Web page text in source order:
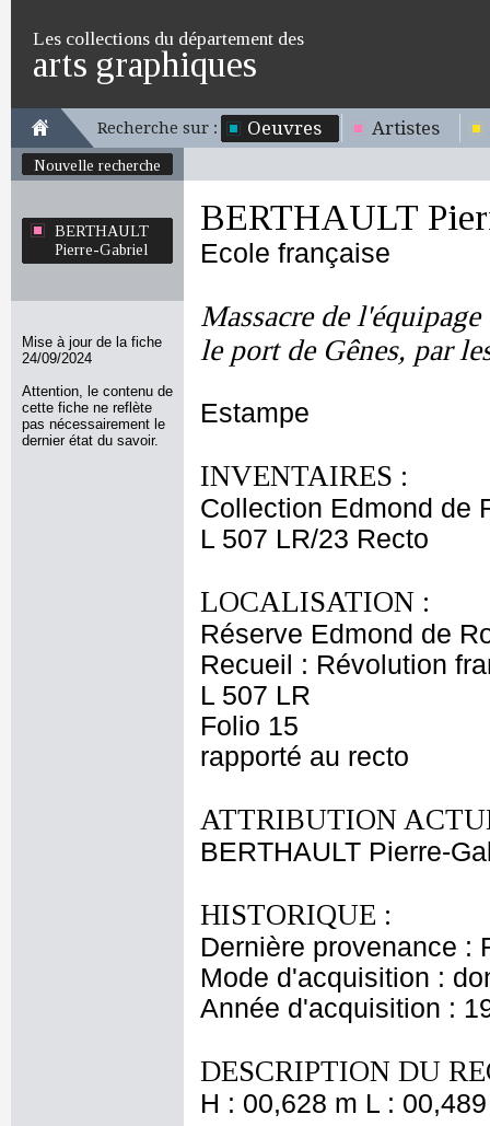
Les collections du département des
arts graphiques
Recherche sur : Oeuvres Artistes
Nouvelle recherche
BERTHAULT
Pierre-Gabriel
Mise à jour de la fiche
24/09/2024
Attention, le contenu de
cette fiche ne reflète
pas nécessairement le
dernier état du savoir.
BERTHAULT
Ecole française
Massacre de
le port de Gênes, par
Estampe
INVENTAIRES :
Collection Edmond de
L 507 LR/23 Recto
LOCALISATION :
Réserve Edmond de
Recueil : Révolution
L 507 LR
Folio 15
rapporté au recto
ATTRIBUTION
BERTHAULT Pierre-
HISTORIQUE :
Dernière provenance :
Mode d'acquisition :
Année d'acquisition :
DESCRIPTION DU
H : 00,628 m L :